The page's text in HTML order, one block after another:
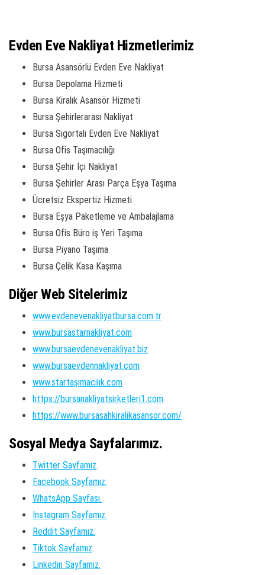
Evden Eve Nakliyat Hizmetlerimiz
Bursa Asansörlü Evden Eve Nakliyat
Bursa Depolama Hizmeti
Bursa Kiralık Asansör Hizmeti
Bursa Şehirlerarası Nakliyat
Bursa Sigortalı Evden Eve Nakliyat
Bursa Ofis Taşımacılığı
Bursa Şehir İçi Nakliyat
Bursa Şehirler Arası Parça Eşya Taşıma
Ücretsiz Ekspertiz Hizmeti
Bursa Eşya Paketleme ve Ambalajlama
Bursa Ofis Büro iş Yeri Taşıma
Bursa Piyano Taşıma
Bursa Çelik Kasa Kaşıma
Diğer Web Sitelerimiz
www.evdenevenakliyatbursa.com.tr
www.bursastarnakliyat.com
www.bursaevdenevenakliyat.biz
www.bursaevdennakliyat.com
www.startaşımacılık.com
https://bursanakliyatsirketleri1.com
https://www.bursasahkiralikasansor.com/
Sosyal Medya Sayfalarımız.
Twitter Sayfamız.
Facebook Sayfamız.
WhatsApp Sayfası.
Instagram Sayfamız.
Reddit Sayfamız.
Tiktok Sayfamız.
Linkedin Sayfamız.